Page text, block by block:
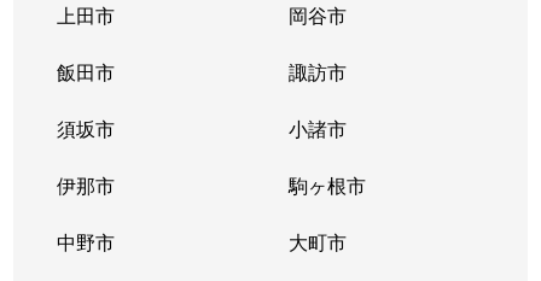
上田市 岡谷市
飯田市 諏訪市
須坂市 小諸市
伊那市 駒ヶ根市
中野市 大町市